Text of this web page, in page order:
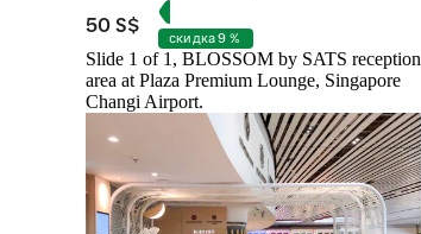
50 S$ скидка 9 %
Slide 1 of 1, BLOSSOM by SATS reception
area at Plaza Premium Lounge, Singapore
Changi Airport.